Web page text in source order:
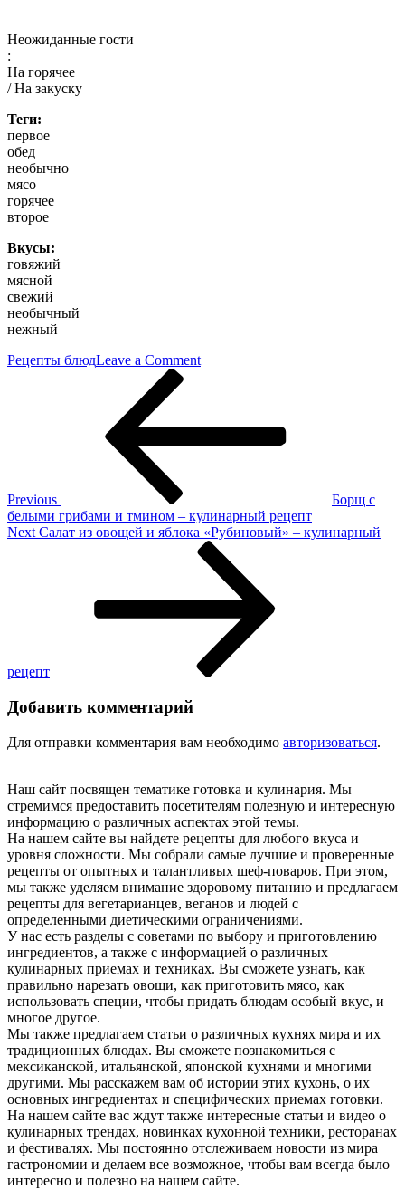
Неожиданные гости
:
На горячее
/ На закуску
Теги:
первое
обед
необычно
мясо
горячее
второе
Вкусы:
говяжий
мясной
свежий
необычный
нежный
Рецепты блюдLeave a Commenton
–
Previous
Борщ с
белыми грибами и тмином – кулинарный рецепт
Next
Next Салат из овощей и яблока «Рубиновый» – кулинарный
рецепт
Добавить комментарий
Для отправки комментария вам необходимо авторизоваться.
Наш сайт посвящен тематике готовка и кулинария. Мы
стремимся предоставить посетителям полезную и интересную
информацию о различных аспектах этой темы.
На нашем сайте вы найдете рецепты для любого вкуса и
уровня сложности. Мы собрали самые лучшие и проверенные
рецепты от опытных и талантливых шеф-поваров. При этом,
мы также уделяем внимание здоровому питанию и предлагаем
рецепты для вегетарианцев, веганов и людей с
определенными диетическими ограничениями.
У нас есть разделы с советами по выбору и приготовлению
ингредиентов, а также с информацией о различных
кулинарных приемах и техниках. Вы сможете узнать, как
правильно нарезать овощи, как приготовить мясо, как
использовать специи, чтобы придать блюдам особый вкус, и
многое другое.
Мы также предлагаем статьи о различных кухнях мира и их
традиционных блюдах. Вы сможете познакомиться с
мексиканской, итальянской, японской кухнями и многими
другими. Мы расскажем вам об истории этих кухонь, о их
основных ингредиентах и специфических приемах готовки.
На нашем сайте вас ждут также интересные статьи и видео о
кулинарных трендах, новинках кухонной техники, ресторанах
и фестивалях. Мы постоянно отслеживаем новости из мира
гастрономии и делаем все возможное, чтобы вам всегда было
интересно и полезно на нашем сайте.